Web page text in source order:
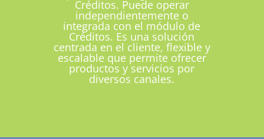
Créditos. Puede operar
independientemente o
integrada con el módulo de
Créditos. Es una solución
centrada en el cliente, flexible y
escalable que permite ofrecer
productos y servicios por
diversos canales.